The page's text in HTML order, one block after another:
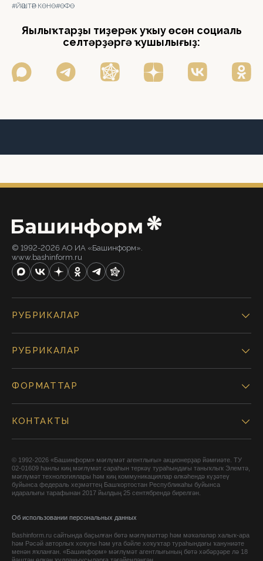
#ЙӘШТӘР КӨНӨ#ӨФӨ
Яңылыҡтарҙы тиҙерәк уҡыу өсөн социаль
селтәрҙәргә ҡушылығыҙ:
© 1992-2026 АО ИА «Башинформ».
www.bashinform.ru
РУБРИКАЛАР
РУБРИКАЛАР
ФОРМАТТАР
КОНТАКТЫ
© 1992-2026 «Башинформ» мәғлүмәт агентлығы» акционерҙар йәмғиәте. ТУ
02-01609 һанлы киң мәғлүмәт сараһын теркәү тураһындағы таныҡлыҡ Элемтә,
мәғлүмәт технологиялары һәм киң коммуникациялар өлкәһендә күҙәтеү
буйынса федераль хеҙмәттең Башҡортостан Республикаһы буйынса
идаралығы тарафынан 2017 йылдың 25 сентябрендә бирелгән.
Об использовании персональных данных
Bashinform.ru сайтында баҫылған бөтә мәғлүмәттәр һәм мәҡәләләр халыҡ-ара
һәм Рәсәй авторлыҡ хоҡуғы һәм уға бәйле хоҡуҡтар тураһындағы ҡануниәте
менән яҡланған. «Башинформ» мәғлүмәт агентлығының бөтә хәбәрҙәре лә 18